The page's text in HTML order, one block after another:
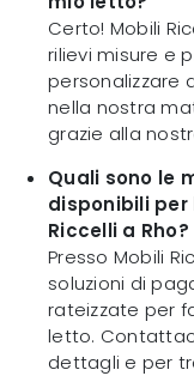
Certo! Mobili
rilievi misure e
personalizzare
nella nostra
grazie alla
Quali sono le
disponibili
Riccelli a Rho?
Presso Mobili
soluzioni di
rateizzate per
letto.
dettagli e per